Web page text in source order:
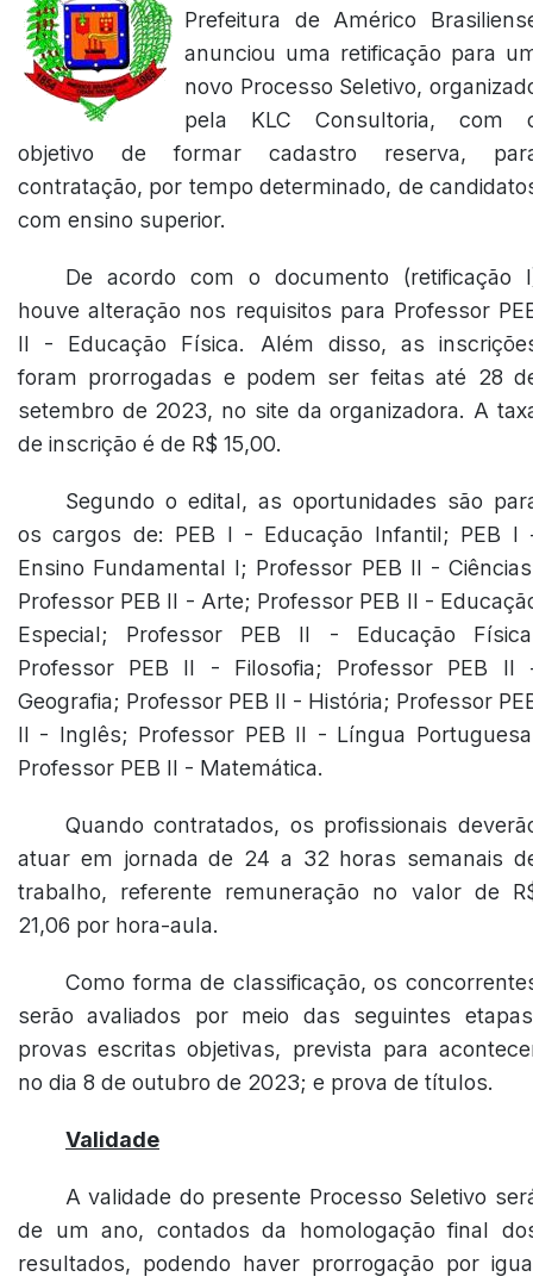
Prefeitura de Américo
anunciou uma retificação para
novo Processo Seletivo,
pela KLC Consultoria, com
objetivo de formar cadastro reserva,
contratação, por tempo determinado, de
com ensino superior.
De acordo com o documento (retificação
houve alteração nos requisitos para Professor
II - Educação Física. Além disso, as
foram prorrogadas e podem ser feitas até 28
setembro de 2023, no site da organizadora. A
de inscrição é de R$ 15,00.
Segundo o edital, as oportunidades são
os cargos de: PEB I - Educação Infantil; PEB I
Ensino Fundamental I; Professor PEB II -
Professor PEB II - Arte; Professor PEB II -
Especial; Professor PEB II - Educação
Professor PEB II - Filosofia; Professor PEB II
Geografia; Professor PEB II - História; Professor
II - Inglês; Professor PEB II - Língua
Professor PEB II - Matemática.
Quando contratados, os profissionais
atuar em jornada de 24 a 32 horas semanais
trabalho, referente remuneração no valor de
21,06 por hora-aula.
Como forma de classificação, os
serão avaliados por meio das seguintes
provas escritas objetivas, prevista para
no dia 8 de outubro de 2023; e prova de títulos.
Validade
A validade do presente Processo Seletivo
de um ano, contados da homologação final
resultados, podendo haver prorrogação por